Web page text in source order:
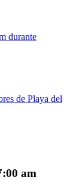
durante
de Playa del
am